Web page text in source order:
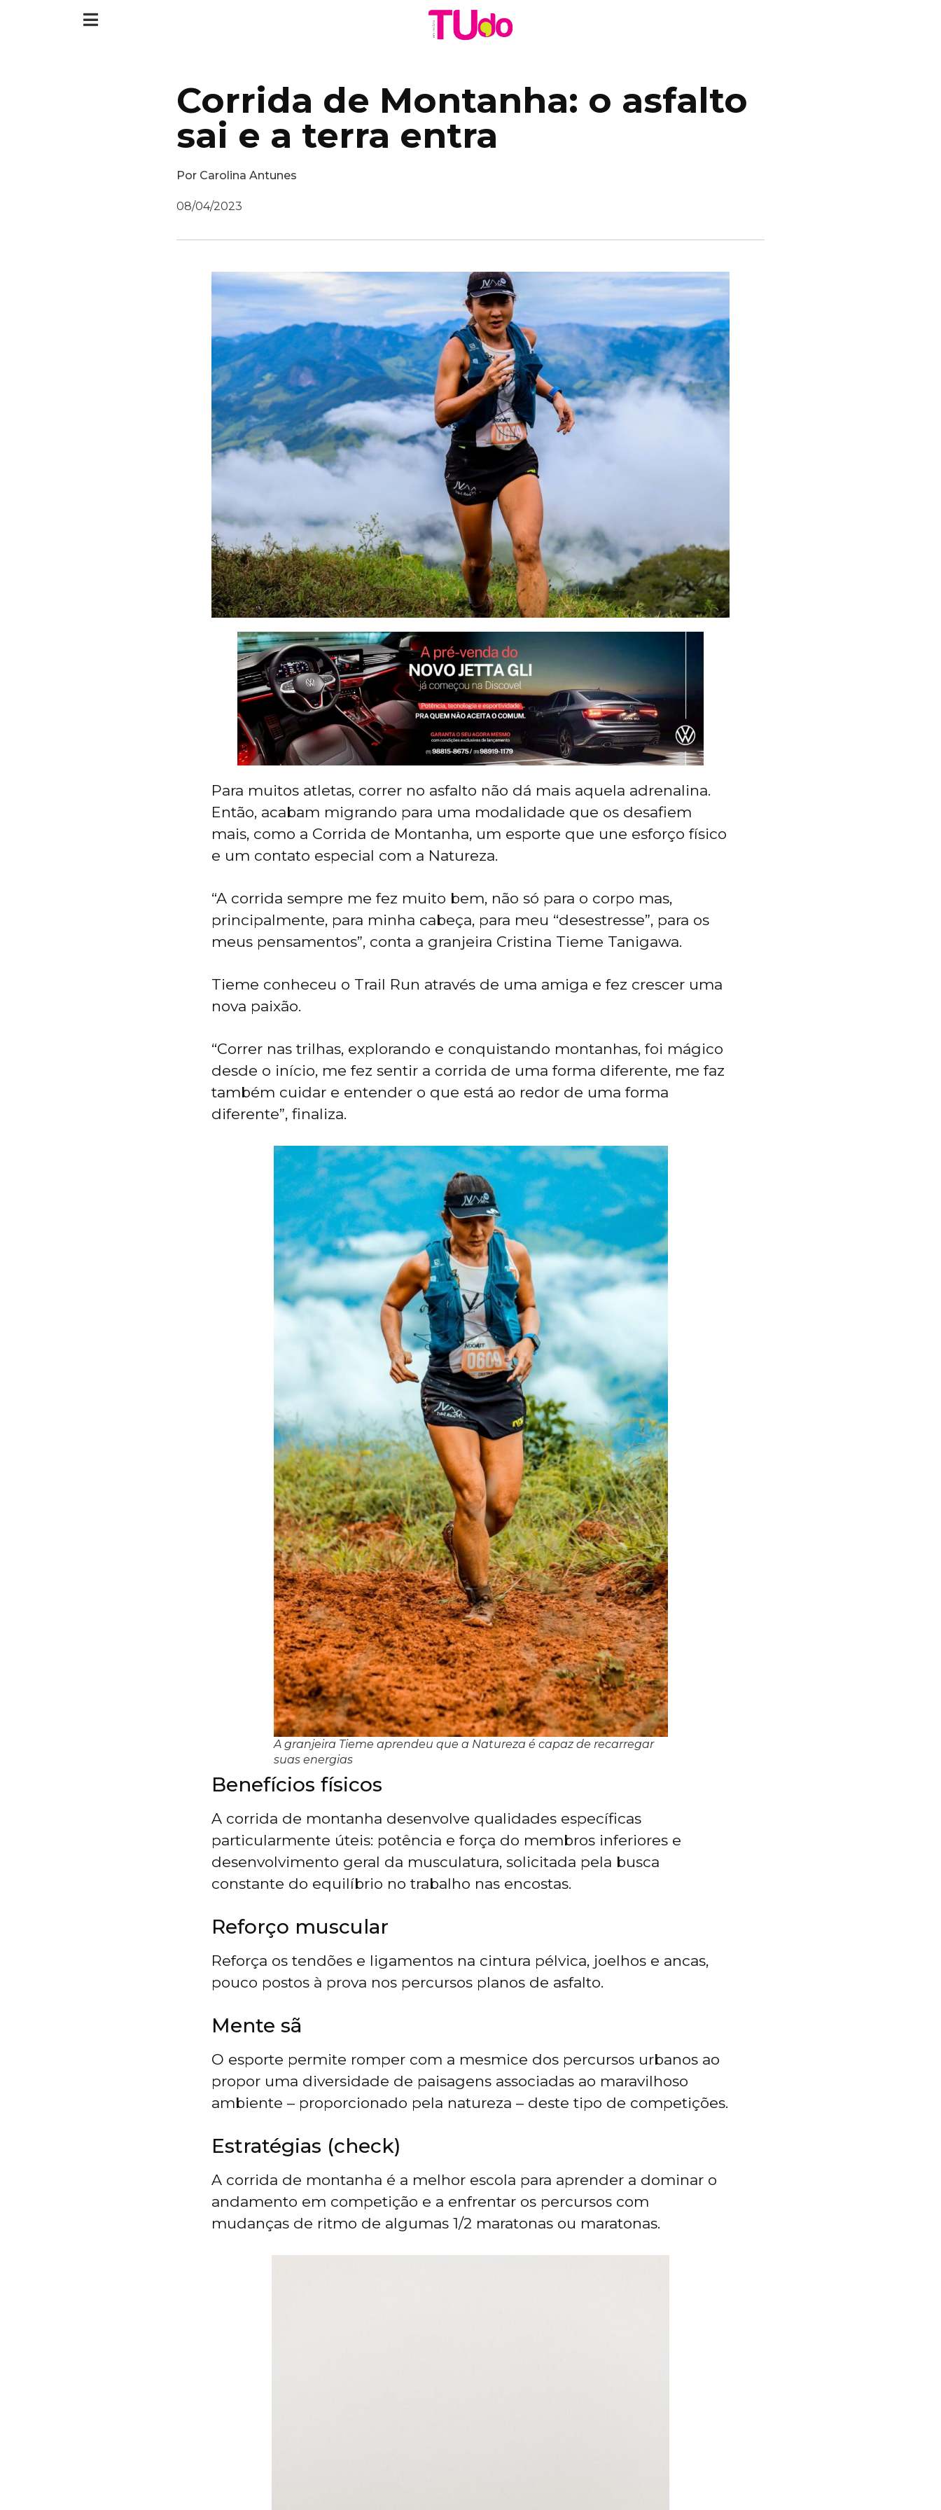
Corrida de Montanha: o asfalto
sai e a terra entra
Por Carolina Antunes
08/04/2023
Para muitos atletas, correr no asfalto não dá mais aquela adrenalina.
Então, acabam migrando para uma modalidade que os desafiem
mais, como a Corrida de Montanha, um esporte que une esforço físico
e um contato especial com a Natureza.
“A corrida sempre me fez muito bem, não só para o corpo mas,
principalmente, para minha cabeça, para meu “desestresse”, para os
meus pensamentos”, conta a granjeira Cristina Tieme Tanigawa.
Tieme conheceu o Trail Run através de uma amiga e fez crescer uma
nova paixão.
“Correr nas trilhas, explorando e conquistando montanhas, foi mágico
desde o início, me fez sentir a corrida de uma forma diferente, me faz
também cuidar e entender o que está ao redor de uma forma
diferente”, finaliza.
A granjeira Tieme aprendeu que a Natureza é capaz de recarregar
suas energias
Benefícios físicos
A corrida de montanha desenvolve qualidades específicas
particularmente úteis: potência e força do membros inferiores e
desenvolvimento geral da musculatura, solicitada pela busca
constante do equilíbrio no trabalho nas encostas.
Reforço muscular
Reforça os tendões e ligamentos na cintura pélvica, joelhos e ancas,
pouco postos à prova nos percursos planos de asfalto.
Mente sã
O esporte permite romper com a mesmice dos percursos urbanos ao
propor uma diversidade de paisagens associadas ao maravilhoso
ambiente – proporcionado pela natureza – deste tipo de competições.
Estratégias (check)
A corrida de montanha é a melhor escola para aprender a dominar o
andamento em competição e a enfrentar os percursos com
mudanças de ritmo de algumas 1/2 maratonas ou maratonas.